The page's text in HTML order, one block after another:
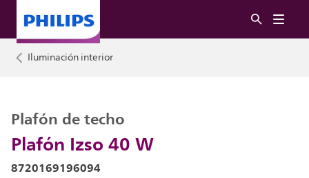
Iluminación interior
Plafón Izso 40 W
Plafón de techo
8720169196094